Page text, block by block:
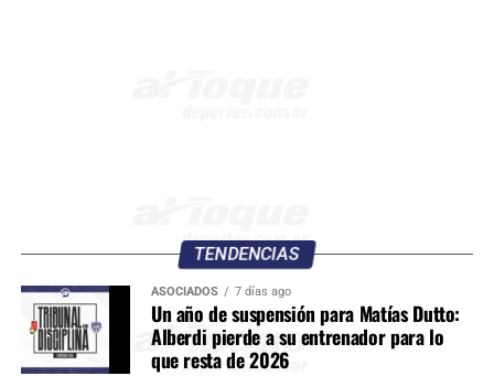
TENDENCIAS
ASOCIADOS 7 días ago
Un año de suspensión para Matías Dutto:
Alberdi pierde a su entrenador para lo
que resta de 2026